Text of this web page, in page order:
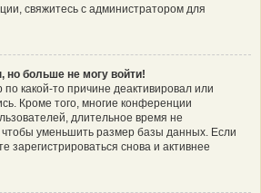
свяжитесь с администратором для
но больше не могу войти!
какой-то причине деактивировал или
Кроме того, многие конференции
длительное время не
уменьшить размер базы данных. Если
зарегистрироваться снова и активнее